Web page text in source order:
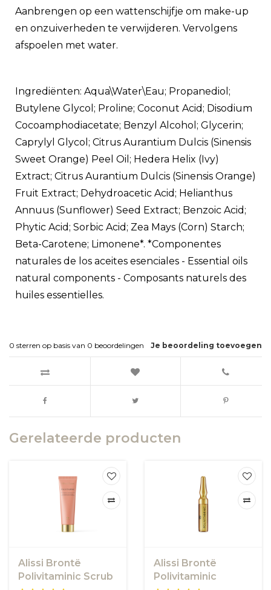
Aanbrengen op een wattenschijfje om make-up
en onzuiverheden te verwijderen. Vervolgens
afspoelen met water.
Ingrediënten: Aqua\Water\Eau; Propanediol;
Butylene Glycol; Proline; Coconut Acid; Disodium
Cocoamphodiacetate; Benzyl Alcohol; Glycerin;
Caprylyl Glycol; Citrus Aurantium Dulcis (Sinensis
Sweet Orange) Peel Oil; Hedera Helix (Ivy)
Extract; Citrus Aurantium Dulcis (Sinensis Orange)
Fruit Extract; Dehydroacetic Acid; Helianthus
Annuus (Sunflower) Seed Extract; Benzoic Acid;
Phytic Acid; Sorbic Acid; Zea Mays (Corn) Starch;
Beta-Carotene; Limonene*. *Componentes
naturales de los aceites esenciales - Essential oils
natural components - Composants naturels des
huiles essentielles.
Je beoordeling toevoegen
0 sterren op basis van 0 beoordelingen
Gerelateerde producten
Alissi Brontë
Polivitaminic Scrub
Alissi Brontë
Polivitaminic